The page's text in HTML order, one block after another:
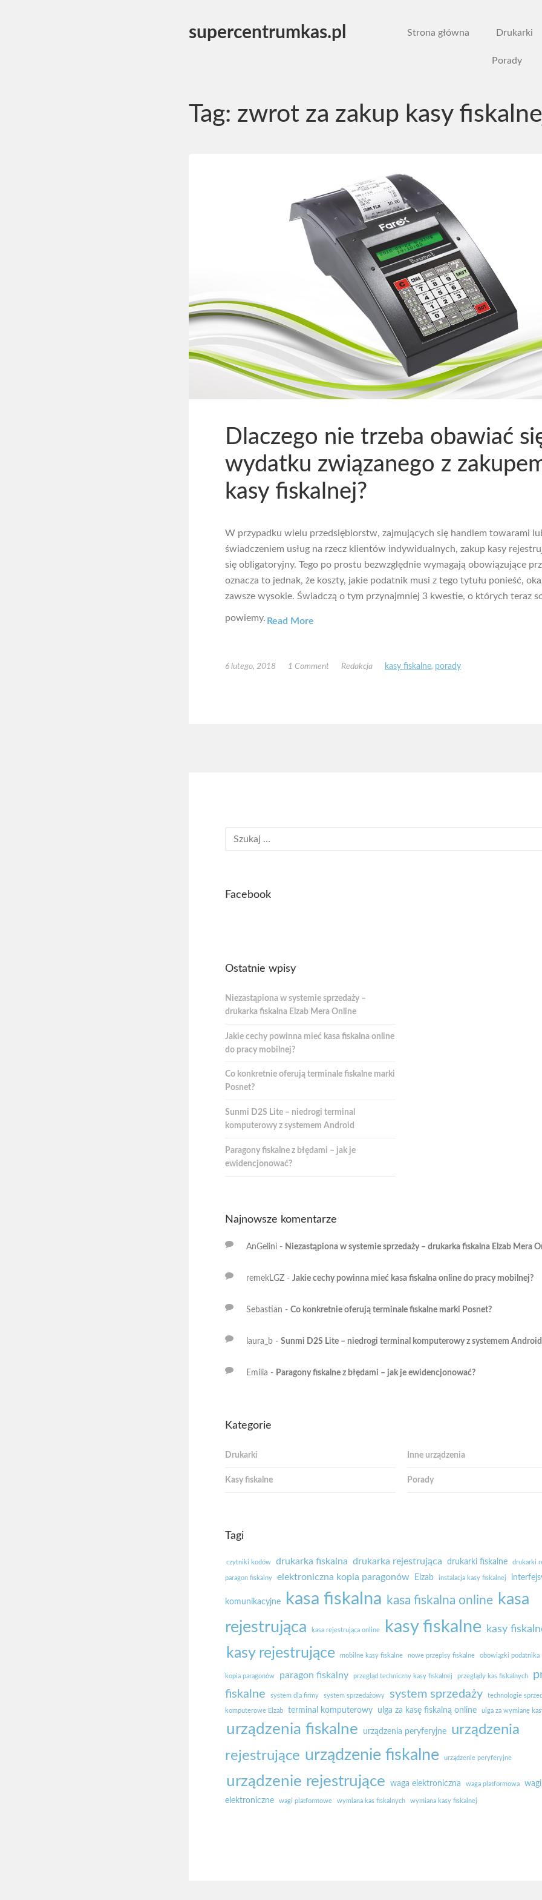
supercentrumkas.pl Strona główna Drukarki
Porady
Tag: zwrot za zakup kasy
Dlaczego nie trzeba obawiać
wydatku związanego z
kasy fiskalnej?
W przypadku wielu przedsiębiorstw, zajmujących się handlem towarami
świadczeniem usług na rzecz klientów indywidualnych, zakup kasy
się obligatoryjny. Tego po prostu bezwzględnie wymagają obowiązujące
oznacza to jednak, że koszty, jakie podatnik musi z tego tytułu ponieść,
zawsze wysokie. Świadczą o tym przynajmniej 3 kwestie, o których teraz
powiemy. Read More
6 lutego, 2018 1 Comment Redakcja kasy fiskalne, porady
Facebook
Ostatnie wpisy
Niezastąpiona w systemie sprzedaży –
drukarka fiskalna Elzab Mera Online
Jakie cechy powinna mieć kasa fiskalna online
do pracy mobilnej?
Co konkretnie oferują terminale fiskalne marki
Posnet?
Sunmi D2S Lite – niedrogi terminal
komputerowy z systemem Android
Paragony fiskalne z błędami – jak je
ewidencjonować?
Najnowsze komentarze
AnGelini - Niezastąpiona w systemie sprzedaży – drukarka fiskalna Elzab Mera
remekLGZ - Jakie cechy powinna mieć kasa fiskalna online do pracy mobilnej?
Sebastian - Co konkretnie oferują terminale fiskalne marki Posnet?
laura_b - Sunmi D2S Lite – niedrogi terminal komputerowy z systemem Android
Emilia - Paragony fiskalne z błędami – jak je ewidencjonować?
Kategorie
Drukarki Inne urządzenia
Kasy fiskalne Porady
Tagi
czytniki kodów drukarka fiskalna drukarka rejestrująca drukarki fiskalne drukarki
paragon fiskalny elektroniczna kopia paragonów Elzab instalacja kasy fiskalnej
komunikacyjne kasa fiskalna kasa fiskalna online kasa
rejestrująca
kasa rejestrująca online kasy fiskalne kasy
kasy rejestrujące mobilne kasy fiskalne nowe przepisy fiskalne obowiązki podatnika
kopia paragonów paragon fiskalny przegląd techniczny kasy fiskalnej przeglądy kas fiskalnych
fiskalne
system dla firmy system sprzedażowy system sprzedaży technologie
komputerowe Elzab terminal komputerowy ulga za kasę fiskalną online ulga za wymianę
urządzenia fiskalne urządzenia peryferyjne
urządzenia
rejestrujące urządzenie fiskalne urządzenie peryferyjne
urządzenie rejestrujące waga elektroniczna waga platformowa
wagi
elektroniczne
wagi platformowe wymiana kas fiskalnych wymiana kasy fiskalnej